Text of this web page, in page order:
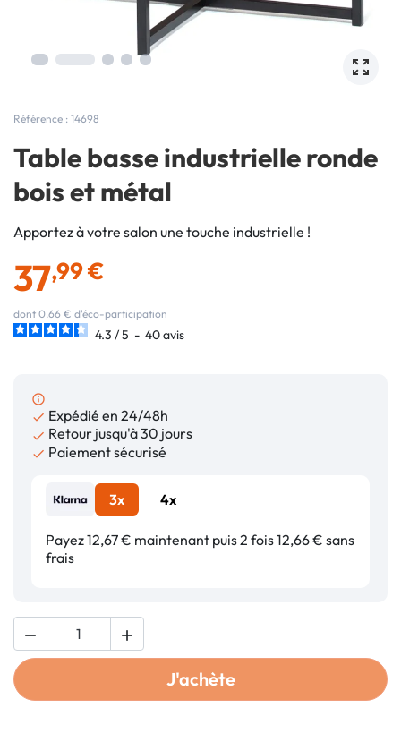
Référence : 14698
Table basse industrielle ronde
bois et métal
Apportez à votre salon une touche industrielle !
37,99 €
dont 0.66 € d'éco-participation
4.3 /5 - 40avis
info_outline
 Expédié en 24/48h
 Retour jusqu'à 30 jours
 Paiement sécurisé
3x 4x
Payez 12,67 € maintenant puis 2 fois 12,66 € sans
frais
 
J'achète